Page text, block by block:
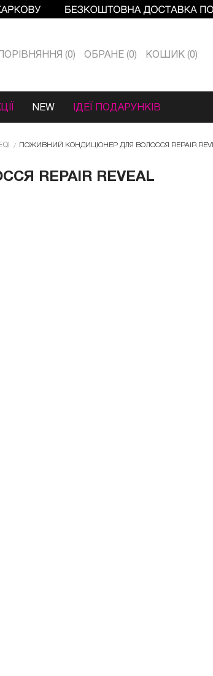
ПОРІВНЯННЯ 0 ОБРАНЕ 0 КОШИК 0
NEW ІДЕЇ ПОДАРУНКІВ
ПОЖИВНИЙ КОНДИЦІОНЕР ДЛЯ ВОЛОССЯ REPAIR
REPAIR REVEAL